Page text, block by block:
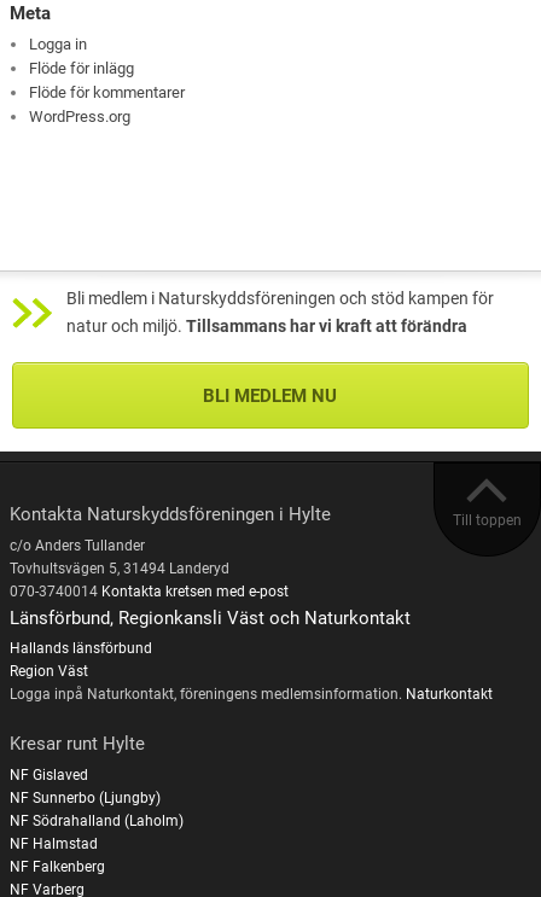
Meta
Logga in
Flöde för inlägg
Flöde för kommentarer
WordPress.org
Bli medlem i Naturskyddsföreningen och stöd kampen för
natur och miljö. Tillsammans har vi kraft att förändra
BLI MEDLEM NU
Till toppen
Kontakta Naturskyddsföreningen i Hylte
c/o Anders Tullander
Tovhultsvägen 5, 31494 Landeryd
070-3740014 Kontakta kretsen med e-post
Länsförbund, Regionkansli Väst och Naturkontakt
Hallands länsförbund
Region Väst
Logga inpå Naturkontakt, föreningens medlemsinformation. Naturkontakt
Kresar runt Hylte
NF Gislaved
NF Sunnerbo (Ljungby)
NF Södrahalland (Laholm)
NF Halmstad
NF Falkenberg
NF Varberg